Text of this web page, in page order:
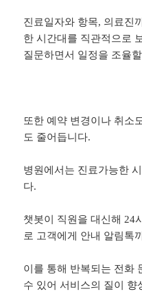
진료일자와 항목, 의료진
한 시간대를 직관적으로
질문하면서 일정을 조율
또한 예약 변경이나 취소
도 줄어듭니다.
병원에서는 진료가능한
다.
챗봇이 직원을 대신해 24
로 고객에게 안내 알림톡
이를 통해 반복되는 전화
수 있어 서비스의 질이 향